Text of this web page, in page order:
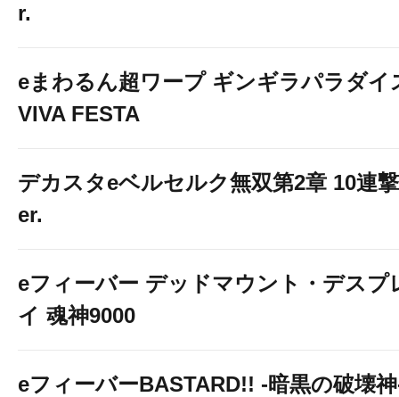
r.
eまわるん超ワープ ギンギラパラダイ
VIVA FESTA
デカスタeベルセルク無双第2章 10連
er.
eフィーバー デッドマウント・デスプ
イ 魂神9000
eフィーバーBASTARD!! -暗黒の破壊